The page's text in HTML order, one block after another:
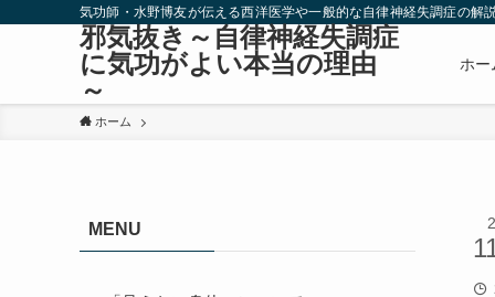
気功師・水野博友が伝える西洋医学や一般的な自律神経失調症の解
邪気抜き～自律神経失調症
に気功がよい本当の理由
～
ホー
ホーム
MENU